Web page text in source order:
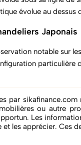
évolue au dessus
Japonais
notable sur
particulière
par
ou autre
Les
et les apprécier. Ces